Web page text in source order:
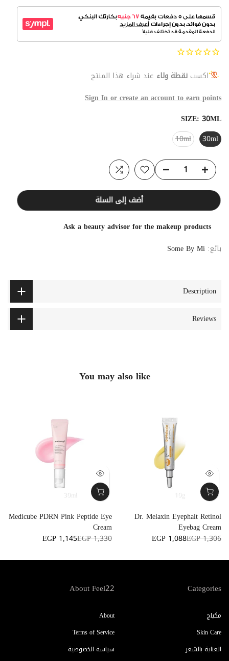
اكسب نقطة ولاء عند شراء هذا المنتج
Sign In or create an account to earn points
SIZE: 30ML
30ml
10ml
أضف إلى السلة
Ask a beauty advisor for the makeup products
بائع: Some By Mi
Description
Reviews
You may also like
30ml
Medicube PDRN Pink Peptide Eye
Cream
EGP 1,330
EGP 1,145
10g
Dr. Melaxin Eyephalt Retinol
Eyebag Cream
EGP 1,306
EGP 1,088
Categories
مكياج
Skin Care
العناية بالشعر
About Feel22
About
Terms of Service
سياسة الخصوصية